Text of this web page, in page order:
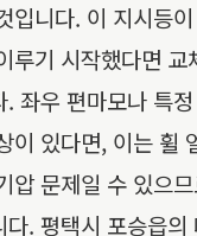
입니다. 이 지시등
루기 시작했다면 교
. 좌우 편마모나 특
이 있다면, 이는 휠
압 문제일 수 있으
다. 평택시 포승읍의